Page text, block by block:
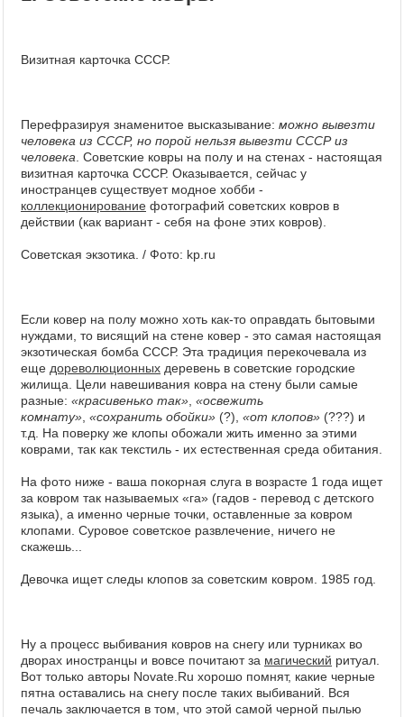
Визитная карточка СССР.
Перефразируя знаменитое высказывание: можно вывезти
человека из СССР, но порой нельзя вывезти СССР из
человека . Советские ковры на полу и на стенах - настоящая
визитная карточка СССР. Оказывается, сейчас у
иностранцев существует модное хобби -
коллекционирование фотографий советских ковров в
действии (как вариант - себя на фоне этих ковров).
Советская экзотика. / Фото: kp.ru
Если ковер на полу можно хоть как-то оправдать бытовыми
нуждами, то висящий на стене ковер - это самая настоящая
экзотическая бомба СССР. Эта традиция перекочевала из
еще дореволюционных деревень в советские городские
жилища. Цели навешивания ковра на стену были самые
разные: «красивенько так» «освежить
комнату» «сохранить обойки» (?), «от клопов» (???) и
т.д. На поверку же клопы обожали жить именно за этими
коврами, так как текстиль - их естественная среда обитания.
На фото ниже - ваша покорная слуга в возрасте 1 года ищет
за ковром так называемых «га» (гадов - перевод с детского
языка), а именно черные точки, оставленные за ковром
клопами. Суровое советское развлечение, ничего не
скажешь...
Девочка ищет следы клопов за советским ковром. 1985 год.
Ну а процесс выбивания ковров на снегу или турниках во
дворах иностранцы и вовсе почитают за магический ритуал.
Вот только авторы Novate.Ru хорошо помнят, какие черные
пятна оставались на снегу после таких выбиваний. Вся
печаль заключается в том, что этой самой черной пылью